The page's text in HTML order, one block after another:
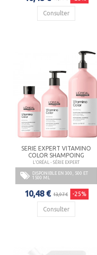
Consulter
SERIE EXPERT VITAMINO
COLOR SHAMPOING
L'ORÉAL - SÉRIE EXPERT
DISPONIBLE EN 300, 500 ET
1500 ML
10,48 € 13,97 € -25%
Consulter